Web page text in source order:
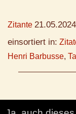
Zitante
einsortiert in:
Henri Barbusse,